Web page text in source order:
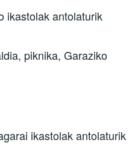
ikastolak antolaturik
piknika, Garaziko
ikastolak antolaturik